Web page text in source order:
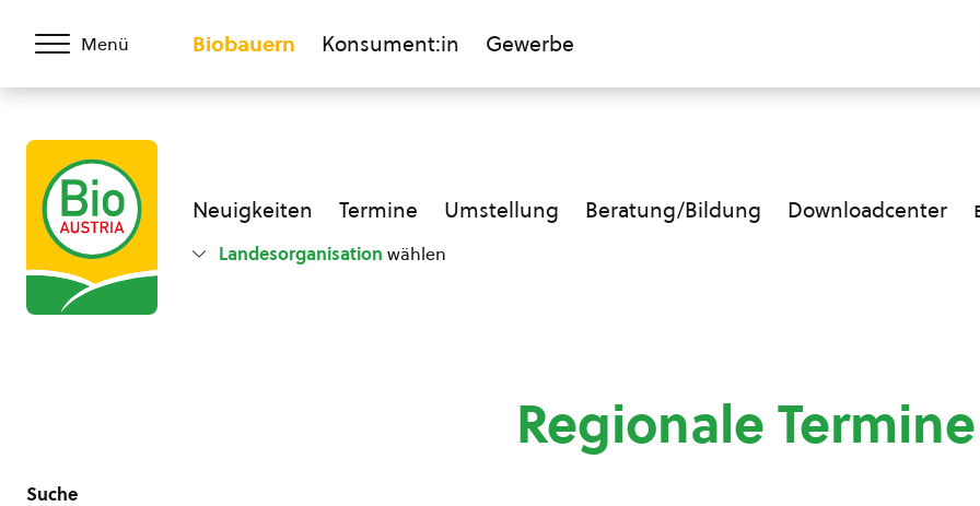
Menü Biobauern Konsument:in Gewerbe
Neuigkeiten Termine Umstellung Beratung/Bildung Downloadcenter
Landesorganisation wählen
Regionale Termine